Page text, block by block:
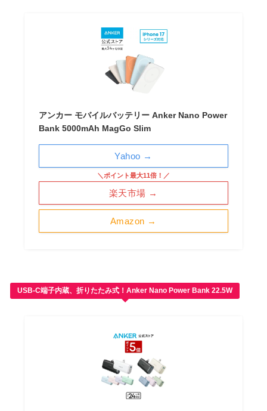
アンカー モバイルバッテリー Anker Nano Power
Bank 5000mAh MagGo Slim
Amazon →
＼ポイント最大11倍！／
楽天市場 →
Yahoo →
USB-C端子内蔵、折りたたみ式！Anker Nano Power Bank 22.5W